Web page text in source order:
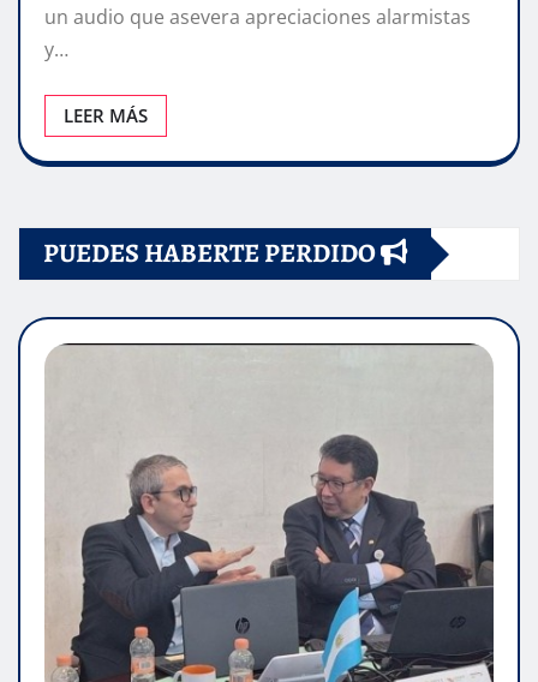
un audio que asevera apreciaciones alarmistas
y…
LEER MÁS
PUEDES HABERTE PERDIDO